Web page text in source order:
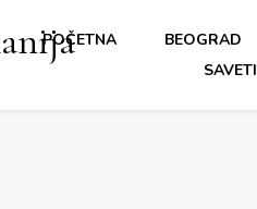
POČETNA BEOGRAD
SAVETI